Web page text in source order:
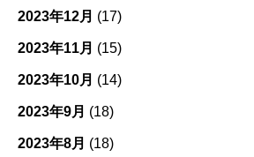
2023年12月 (17)
2023年11月 (15)
2023年10月 (14)
2023年9月 (18)
2023年8月 (18)